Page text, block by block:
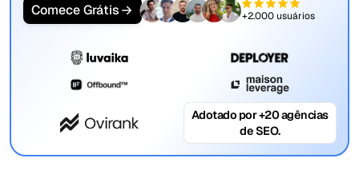
Comece Grátis +2.000 usuários
Adotado por +20 agências
de SEO.